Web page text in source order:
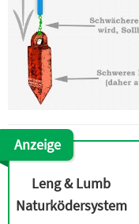
Anzeige
Leng & Lumb
Naturködersystem